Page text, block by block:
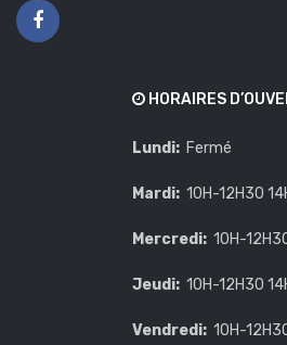
HORAIRES
Lundi: Fermé
Mardi: 10H-12H30
Mercredi: 10H-
Jeudi: 10H-12H30
Vendredi: 10H-